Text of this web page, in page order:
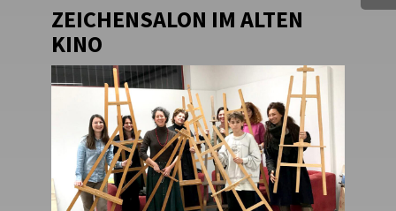
ZEICHENSALON IM ALTEN
KINO